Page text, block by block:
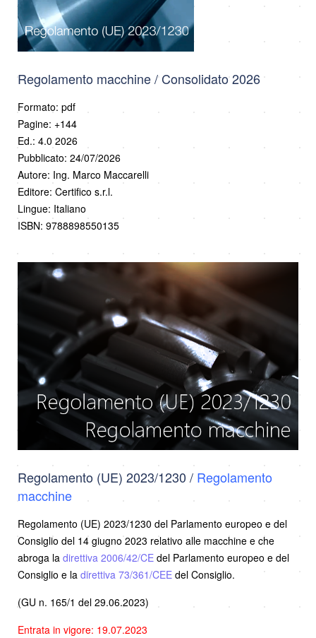
Regolamento macchine / Consolidato 2026
Formato: pdf
Pagine: +144
Ed.: 4.0 2026
Pubblicato: 24/07/2026
Autore: Ing. Marco Maccarelli
Editore: Certifico s.r.l.
Lingue: Italiano
ISBN: 9788898550135
Regolamento (UE) 2023/1230 / Regolamento
macchine
Regolamento (UE) 2023/1230 del Parlamento europeo e del
Consiglio del 14 giugno 2023 relativo alle macchine e che
abroga la direttiva 2006/42/CE del Parlamento europeo e del
Consiglio e la direttiva 73/361/CEE del Consiglio.
(GU n. 165/1 del 29.06.2023)
Entrata in vigore: 19.07.2023